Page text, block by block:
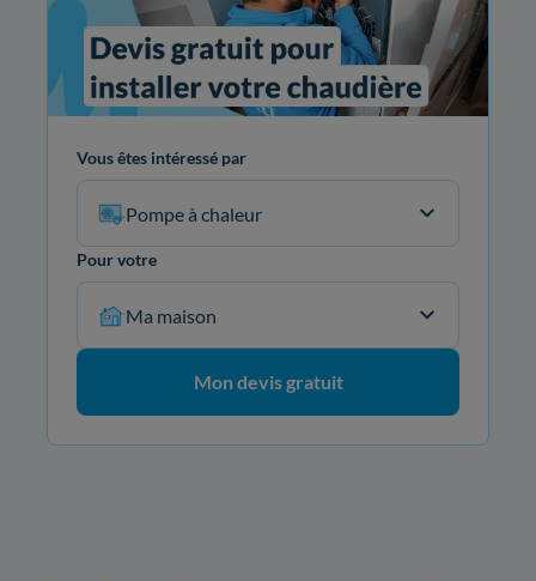
Vous êtes intéressé par
Pompe à chaleur
Pour votre
Ma maison
Mon devis gratuit